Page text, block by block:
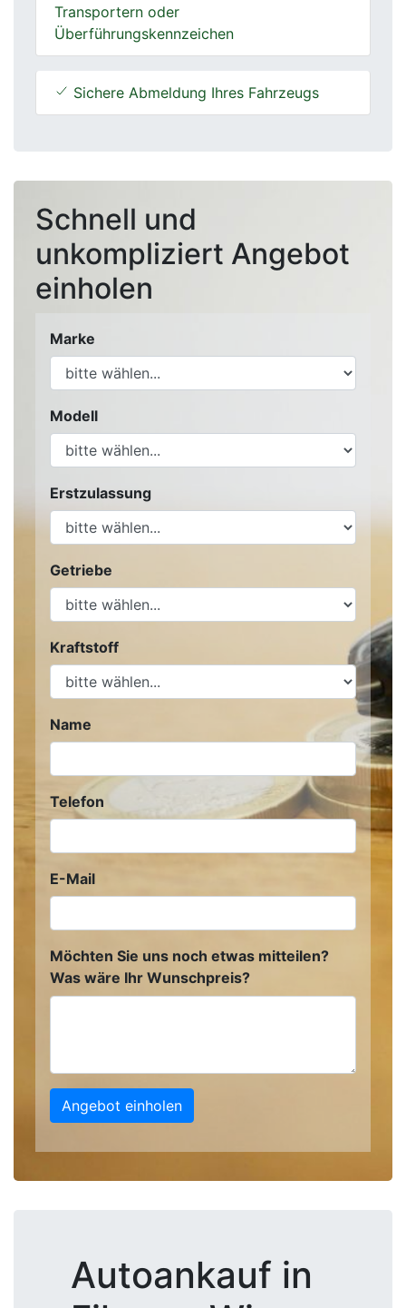
Transportern oder
Überführungskennzeichen
Sichere Abmeldung Ihres Fahrzeugs
Schnell und
unkompliziert Angebot
einholen
Marke
Modell
Erstzulassung
Getriebe
Kraftstoff
Name
Telefon
E-Mail
Möchten Sie uns noch etwas mitteilen?
Was wäre Ihr Wunschpreis?
Angebot einholen
Autoankauf in